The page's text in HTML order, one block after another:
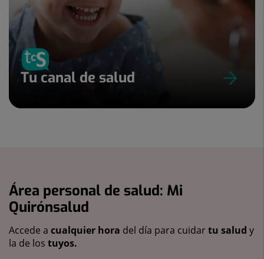
Tu canal de salud
Área personal de salud: Mi
Quirónsalud
Accede a cualquier hora del día para cuidartu salud y
la de los tuyos.